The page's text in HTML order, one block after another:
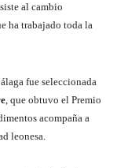
al cambio
ha trabajado toda la
fue seleccionada
, que obtuvo el Premio
acompaña a
leonesa.